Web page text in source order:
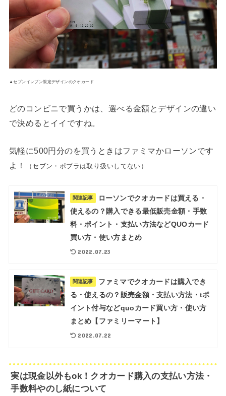
▲セブンイレブン限定デザインのクオカード
どのコンビニで買うかは、選べる金額とデザインの違い
で決めるとイイですね。
気軽に500円分のを買うときはファミマかローソンです
よ！
（セブン・ポプラは取り扱いしてない）
関連記事
ローソンでクオカードは買える・
使えるの？購入できる最低販売金額・手数
料・ポイント・支払い方法などQUOカード
買い方・使い方まとめ
2022.07.23
関連記事
ファミマでクオカードは購入でき
る・使えるの？販売金額・支払い方法・tポ
イント付与などquoカード買い方・使い方
まとめ【ファミリーマート】
2022.07.22
実は現金以外もok！クオカード購入の支払い方法・
手数料やのし紙について